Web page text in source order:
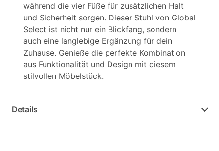
während die vier Füße für zusätzlichen Halt
und Sicherheit sorgen. Dieser Stuhl von Global
Select ist nicht nur ein Blickfang, sondern
auch eine langlebige Ergänzung für dein
Zuhause. Genieße die perfekte Kombination
aus Funktionalität und Design mit diesem
stilvollen Möbelstück.
Details